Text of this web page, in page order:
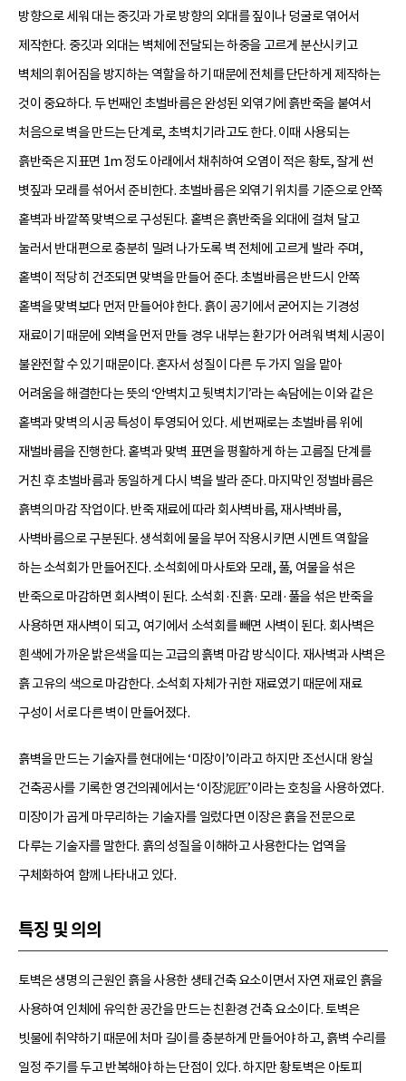
방향으로 세워 대는 중깃과 가로 방향의 외대를 짚이나 덩굴로 엮어서
제작한다. 중깃과 외대는 벽체에 전달되는 하중을 고르게 분산시키고
벽체의 휘어짐을 방지하는 역할을 하기 때문에 전체를 단단하게 제작하는
것이 중요하다. 두 번째인 초벌바름은 완성된 외엮기에 흙반죽을 붙여서
처음으로 벽을 만드는 단계로, 초벽치기라고도 한다. 이때 사용되는
흙반죽은 지표면 1m 정도 아래에서 채취하여 오염이 적은 황토, 잘게 썬
볏짚과 모래를 섞어서 준비한다. 초벌바름은 외엮기 위치를 기준으로 안쪽
홑벽과 바깥쪽 맞벽으로 구성된다. 홑벽은 흙반죽을 외대에 걸쳐 달고
눌러서 반대편으로 충분히 밀려 나가도록 벽 전체에 고르게 발라 주며,
홑벽이 적당히 건조되면 맞벽을 만들어 준다. 초벌바름은 반드시 안쪽
홑벽을 맞벽보다 먼저 만들어야 한다. 흙이 공기에서 굳어지는 기경성
재료이기 때문에 외벽을 먼저 만들 경우 내부는 환기가 어려워 벽체 시공이
불완전할 수 있기 때문이다. 혼자서 성질이 다른 두 가지 일을 맡아
어려움을 해결한다는 뜻의 ‘안벽치고 뒷벽치기’라는 속담에는 이와 같은
홑벽과 맞벽의 시공 특성이 투영되어 있다. 세 번째로는 초벌바름 위에
재벌바름을 진행한다. 홑벽과 맞벽 표면을 평활하게 하는 고름질 단계를
거친 후 초벌바름과 동일하게 다시 벽을 발라 준다. 마지막인 정벌바름은
흙벽의 마감 작업이다. 반죽 재료에 따라 회사벽바름, 재사벽바름,
사벽바름으로 구분된다. 생석회에 물을 부어 작용시키면 시멘트 역할을
하는 소석회가 만들어진다. 소석회에 마사토와 모래, 풀, 여물을 섞은
반죽으로 마감하면 회사벽이 된다. 소석회·진흙·모래·풀을 섞은 반죽을
사용하면 재사벽이 되고, 여기에서 소석회를 빼면 사벽이 된다. 회사벽은
흰색에 가까운 밝은색을 띠는 고급의 흙벽 마감 방식이다. 재사벽과 사벽은
흙 고유의 색으로 마감한다. 소석회 자체가 귀한 재료였기 때문에 재료
구성이 서로 다른 벽이 만들어졌다.
흙벽을 만드는 기술자를 현대에는 ‘미장이’이라고 하지만 조선시대 왕실
건축공사를 기록한 영건의궤에서는 ‘이장泥匠’이라는 호칭을 사용하였다.
미장이가 곱게 마무리하는 기술자를 일렀다면 이장은 흙을 전문으로
다루는 기술자를 말한다. 흙의 성질을 이해하고 사용한다는 업역을
구체화하여 함께 나타내고 있다.
특징 및 의의
토벽은 생명의 근원인 흙을 사용한 생태건축 요소이면서 자연 재료인 흙을
사용하여 인체에 유익한 공간을 만드는 친환경 건축 요소이다. 토벽은
빗물에 취약하기 때문에 처마 길이를 충분하게 만들어야 하고, 흙벽 수리를
일정 주기를 두고 반복해야 하는 단점이 있다. 하지만 황토벽은 아토피